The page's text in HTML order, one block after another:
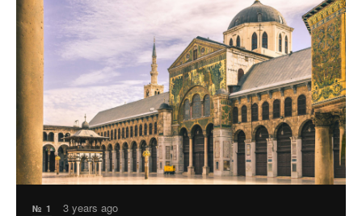
№ 1 3 years ago